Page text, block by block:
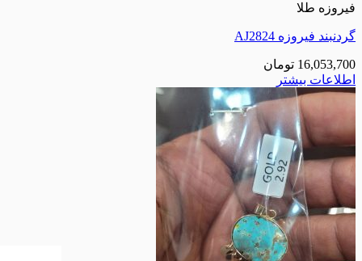
فیروزه طلا
گردنبند فیروزه AJ2824
16,053,700 تومان
اطلاعات بیشتر